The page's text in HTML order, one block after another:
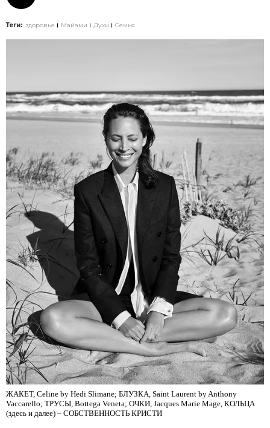
Теги: здоровье Майами Духи Семья
ЖАКЕТ, Celine by Hedi Slimane; БЛУЗКА, Saint Laurent by Anthony
Vaccarello; ТРУСЫ, Bottega Veneta; ОЧКИ, Jacques Marie Mage, КОЛЬЦА
(здесь и далее) – СОБСТВЕННОСТЬ КРИСТИ